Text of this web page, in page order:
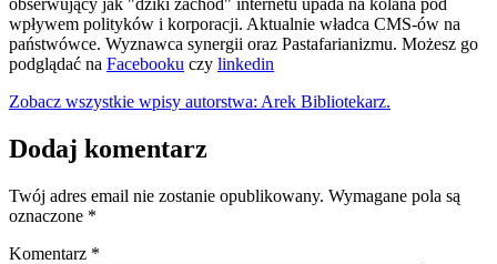
obserwujący jak "dziki zachód" internetu upada na kolana pod
wpływem polityków i korporacji. Aktualnie władca CMS-ów na
państwówce. Wyznawca synergii oraz Pastafarianizmu. Możesz go
podglądać na Facebooku czy linkedin
Zobacz wszystkie wpisy autorstwa: Arek Bibliotekarz.
Dodaj komentarz
Twój adres email nie zostanie opublikowany. Wymagane pola są
oznaczone *
Komentarz *